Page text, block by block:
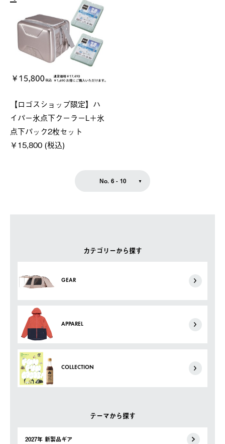
カテゴリーから探す
GEAR
APPAREL
COLLECTION
テーマから探す
2027年 新製品ギア
【ロゴスショップ限定】ハ
イパー氷点下クーラーL＋氷
点下パック2枚セット
￥15,800 (税込)
No. 6 - 10